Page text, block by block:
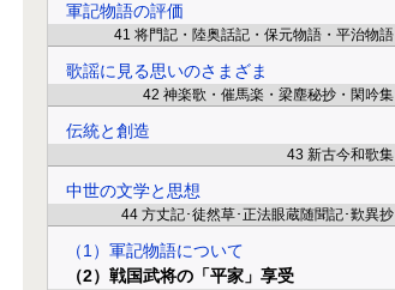
軍記物語の評価
41 将門記・陸奥話記・保元物語・平治物語
歌謡に見る思いのさまざま
42 神楽歌・催馬楽・梁塵秘抄・閑吟集
伝統と創造
43 新古今和歌集
中世の文学と思想
44 方丈記･徒然草･正法眼蔵随聞記･歎異抄
（1）軍記物語について
（2）戦国武将の「平家」享受